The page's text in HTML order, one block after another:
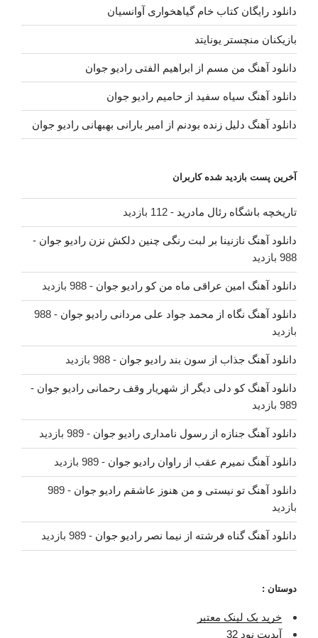
دانلود رایگان کتاب خام گیاهخواری آوانسیان
بازیکنان منچستر یونایتد
دانلود آهنگ من مسم از ابراهیم الفتی رادیو جوان
دانلود آهنگ سیاه سفید از حامیم رادیو جوان
دانلود آهنگ دلیل زنده بودنم از امیر بارانی بهبهانی رادیو جوان
آخرین پست بازدید شده کاربران
تاریخچه باشگاه رئال مادرید - 112 بازدید
دانلود آهنگ نازنینا بر لبت رنگی چنین دلکش نزن رادیو جوان -
988 بازدید
دانلود آهنگ امین عراقی ماه من کو رادیو جوان - 988 بازدید
دانلود آهنگ نگاه از محمد جواد علی مردانی رادیو جوان
- 988
بازدید
دانلود آهنگ جذاب از سون بند رادیو جوان - 988 بازدید
دانلود آهنگ کو دلی دیگر از شهریار وقف رحمانی رادیو جوان -
989 بازدید
دانلود آهنگ جنازه از رسول نامداری رادیو جوان - 989 بازدید
دانلود آهنگ نمیرم عقب از راوان رادیو جوان - 989 بازدید
دانلود آهنگ تو نیستی و من هنوز عاشقم رادیو جوان
- 989
بازدید
دانلود آهنگ گناه فرشته از نیما نصر رادیو جوان - 989 بازدید
دوستان :
خرید بک لینک معتبر
آپدیت نود 32